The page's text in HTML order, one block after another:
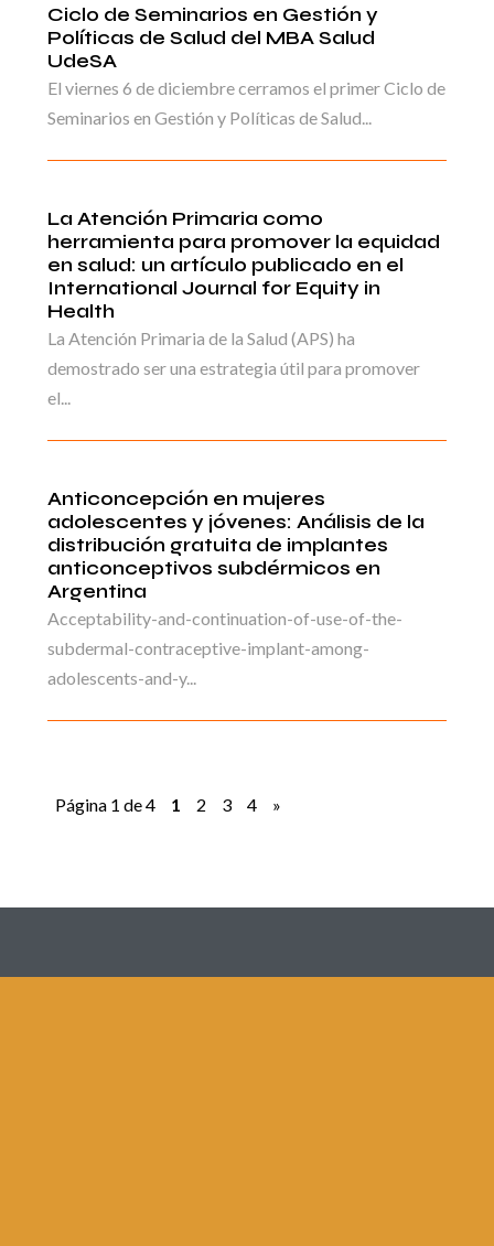
Ciclo de Seminarios en Gestión y
Políticas de Salud del MBA Salud
UdeSA
El viernes 6 de diciembre cerramos el primer Ciclo de
Seminarios en Gestión y Políticas de Salud...
La Atención Primaria como
herramienta para promover la equidad
en salud: un artículo publicado en el
International Journal for Equity in
Health
La Atención Primaria de la Salud (APS) ha
demostrado ser una estrategia útil para promover
el...
Anticoncepción en mujeres
adolescentes y jóvenes: Análisis de la
distribución gratuita de implantes
anticonceptivos subdérmicos en
Argentina
Acceptability-and-continuation-of-use-of-the-
subdermal-contraceptive-implant-among-
adolescents-and-y...
Página 1 de 4 1 2 3 4 »